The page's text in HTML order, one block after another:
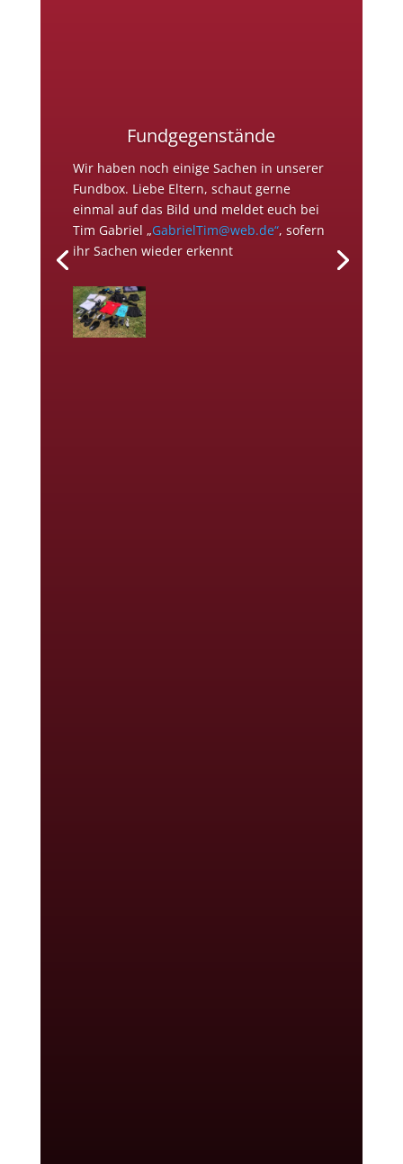
Fundgegenstände
Wir haben noch einige Sachen in unserer
Fundbox. Liebe Eltern, schaut gerne
einmal auf das Bild und meldet euch bei
Tim Gabriel „GabrielTim@web.de“, sofern
ihr Sachen wieder erkennt